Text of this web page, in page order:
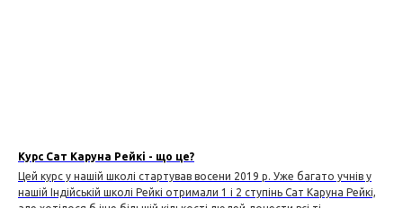
Курс Сат Каруна Рейкі - що це?
Цей курс у нашій школі стартував восени 2019 р. Уже багато учнів у
нашій Індійській школі Рейкі отримали 1 і 2 ступінь Сат Каруна Рейкі,